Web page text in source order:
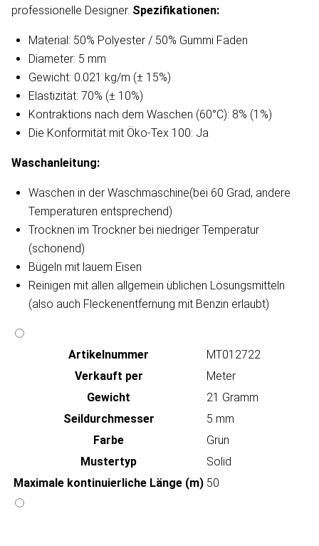
professionelle Designer. Spezifikationen:
Material: 50% Polyester / 50% Gummi Faden
Diameter: 5 mm
Gewicht: 0.021 kg/m (± 15%)
Elastizität: 70% (± 10%)
Kontraktions nach dem Waschen (60°C): 8% (1%)
Die Konformität mit Öko-Tex 100: Ja
Waschanleitung​:
Waschen in der Waschmaschine(bei 60 Grad, andere
Temperaturen entsprechend)
Trocknen im Trockner bei niedriger Temperatur
(schonend)
Bügeln mit lauem Eisen
Reinigen mit allen allgemein üblichen Lösungsmitteln
(also auch Fleckenentfernung mit Benzin erlaubt)
Artikeln‌ummer
MT012722
Verkauft per
Meter
Gewicht
21 Gramm
Seildurchmesser
5 mm
Farbe
Grün
Mustertyp
Solid
Maximale kontinuierliche Länge (m) 50